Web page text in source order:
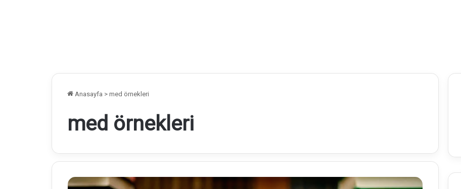
Anasayfa > med örnekleri
med örnekleri